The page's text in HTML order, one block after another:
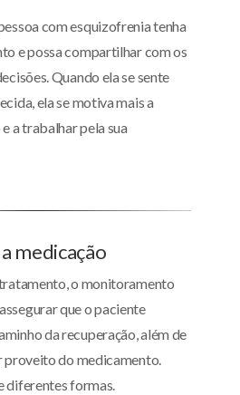
com esquizofrenia tenha
e possa compartilhar com os
Quando ela se sente
ela se motiva mais a
a trabalhar pela sua
medicação
o monitoramento
que o paciente
da recuperação, além de
do medicamento.
diferentes formas.